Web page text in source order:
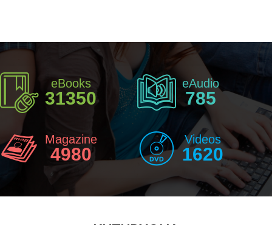
eBooks
31350
eAudio
785
Magazine
4980
Videos
1620